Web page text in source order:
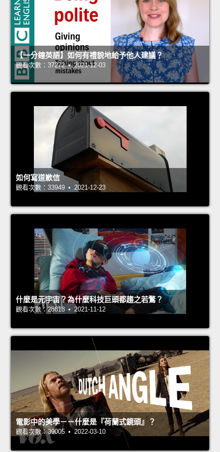
【一分鐘英語】如何有禮貌地給予他人建議？
觀看次數：37272 • 2021-12-03
如何寫道歉信
觀看次數：33949 • 2021-12-23
什麼是元宇宙？為什麼科技巨頭都趨之若鶩？
觀看次數：28818 • 2021-11-12
電影中的美學－－什麼是『荷蘭式鏡頭』？
觀看次數：39005 • 2022-03-10